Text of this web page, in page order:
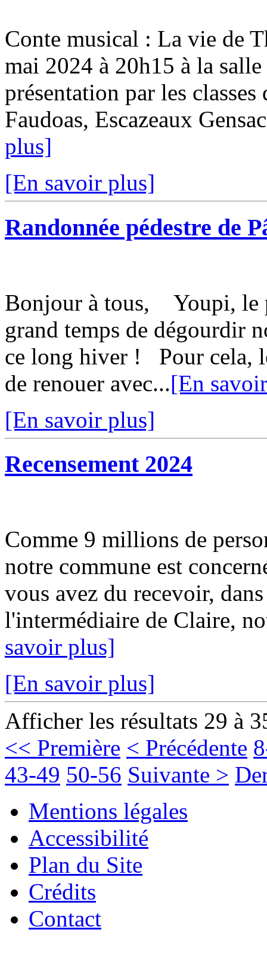
Conte musical : La vie de
mai 2024 à 20h15 à la
présentation par les
Faudoas, Escazeaux
plus]
[En savoir plus]
Randonnée pédestre de
Bonjour à tous, Youpi, le
grand temps de dégourdir
ce long hiver ! Pour cela,
de renouer avec...[En
[En savoir plus]
Recensement 2024
Comme 9 millions de
notre commune est
vous avez du recevoir,
l'intermédiaire de Claire,
savoir plus]
[En savoir plus]
Afficher les résultats 29 à
<< Première < Précédente
43-49 50-56 Suivante >
Mentions légales
Accessibilité
Plan du Site
Crédits
Contact